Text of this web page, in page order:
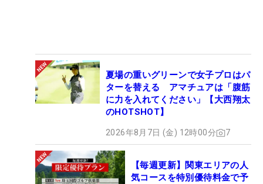
夏場の重いグリーンで女子プロはパ
ターを替える アマチュアは「腹筋
に力を入れてください」【大西翔太
のHOTSHOT】
2026年8月7日 (金) 12時00分 7
【毎週更新】関東エリアの人
気コースを特別優待料金で予